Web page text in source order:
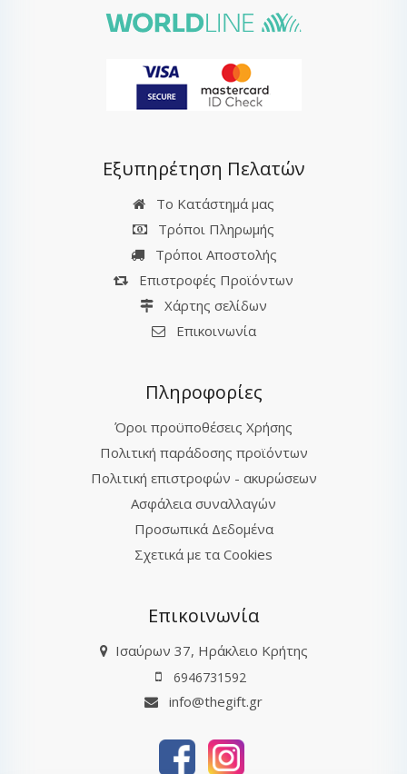
Εξυπηρέτηση Πελατών
Το Κατάστημά μας
Τρόποι Πληρωμής
Τρόποι Αποστολής
Επιστροφές Προϊόντων
Χάρτης σελίδων
Επικοινωνία
Πληροφορίες
Όροι προϋποθέσεις Χρήσης
Πολιτική παράδοσης προϊόντων
Πολιτική επιστροφών - ακυρώσεων
Ασφάλεια συναλλαγών
Προσωπικά Δεδομένα
Σχετικά με τα Cookies
Επικοινωνία
Ισαύρων 37, Ηράκλειο Κρήτης
6946731592
info@thegift.gr